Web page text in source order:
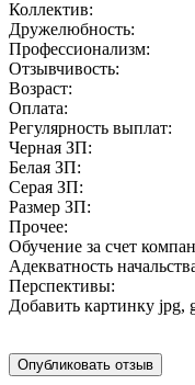
Коллектив:
Дружелюбность:
Профессионализм:
Отзывчивость:
Возраст:
Оплата:
Регулярность выплат:
Черная ЗП:
Белая ЗП:
Серая ЗП:
Размер ЗП:
Прочее:
Обучение за счет
Адекватность
Перспективы:
Добавить картинку jpg,